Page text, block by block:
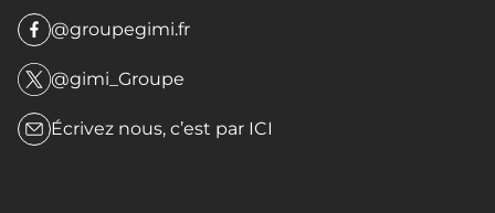
@groupegimi.fr
@gimi_Groupe
Écrivez nous, c’est par ICI